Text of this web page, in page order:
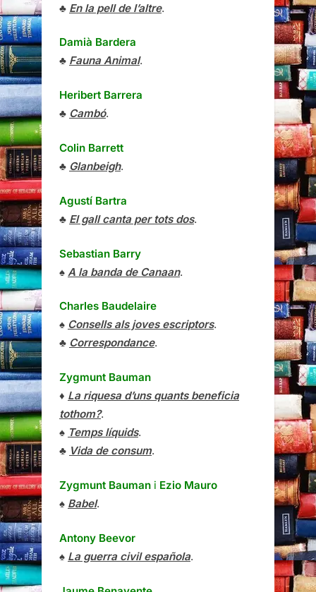
♣ En la pell de l’altre.
Damià Bardera
♣ Fauna Animal.
Heribert Barrera
♣ Cambó.
Colin Barrett
♣ Glanbeigh.
Agustí Bartra
♣ El gall canta per tots dos.
Sebastian Barry
♠ A la banda de Canaan.
Charles Baudelaire
♠ Consells als joves escriptors.
♣ Correspondance.
Zygmunt Bauman
♦ La riquesa d’uns quants beneficia
tothom?.
♠ Temps líquids.
♣ Vida de consum.
Zygmunt Bauman i Ezio Mauro
♠ Babel.
Antony Beevor
♠ La guerra civil española.